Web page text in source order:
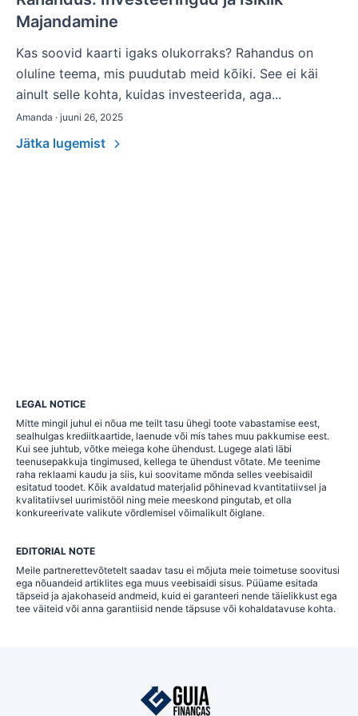
Majandamine
Kas soovid kaarti igaks olukorraks? Rahandus on
oluline teema, mis puudutab meid kõiki. See ei käi
ainult selle kohta, kuidas investeerida, aga...
Amanda · juuni 26, 2025
Jätka lugemist
LEGAL NOTICE
Mitte mingil juhul ei nõua me teilt tasu ühegi toote vabastamise eest,
sealhulgas krediitkaartide, laenude või mis tahes muu pakkumise eest.
Kui see juhtub, võtke meiega kohe ühendust. Lugege alati läbi
teenusepakkuja tingimused, kellega te ühendust võtate. Me teenime
raha reklaami kaudu ja siis, kui soovitame mõnda selles veebisaidil
esitatud toodet. Kõik avaldatud materjalid põhinevad kvantitatiivsel ja
kvalitatiivsel uurimistööl ning meie meeskond pingutab, et olla
konkureerivate valikute võrdlemisel võimalikult õiglane.
EDITORIAL NOTE
Meile partnerettevõtetelt saadav tasu ei mõjuta meie toimetuse soovitusi
ega nõuandeid artiklites ega muus veebisaidi sisus. Püüame esitada
täpseid ja ajakohaseid andmeid, kuid ei garanteeri nende täielikkust ega
tee väiteid või anna garantiisid nende täpsuse või kohaldatavuse kohta.